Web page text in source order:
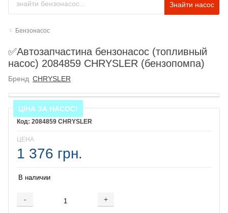
Знайти насос
Бензонасос
✅Автозапчастина бензонасос (топливный
насос) 2084859 CHRYSLER (бензопомпа)
Бренд CHRYSLER
ЦІНА ЗА НАСОС!
2084859 CHRYSLER
ЦЕНА
1 376 грн.
В наличии
- +
Добавляется...
Добавлен